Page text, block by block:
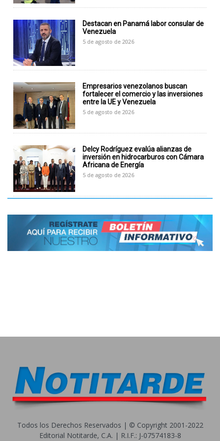
Destacan en Panamá labor consular de
Venezuela
5 de agosto de 2026
Empresarios venezolanos buscan
fortalecer el comercio y las inversiones
entre la UE y Venezuela
5 de agosto de 2026
Delcy Rodríguez evalúa alianzas de
inversión en hidrocarburos con Cámara
Africana de Energía
5 de agosto de 2026
Todos los Derechos Reservados | © Copyright 2001-2022
Editorial Notitarde, C.A. | R.I.F.: J-07574183-8